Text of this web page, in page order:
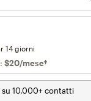
14 giorni
$20/mese†al mese†
su 10.000+ contatti